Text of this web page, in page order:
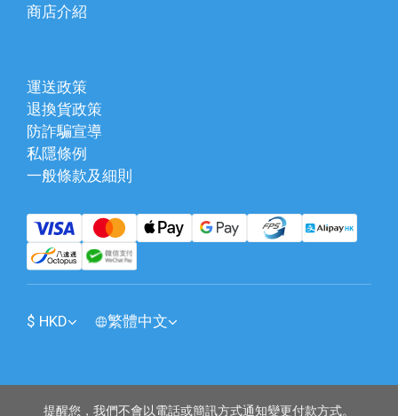
商店介紹
運送政策
退換貨政策
防詐騙宣導
私隱條例
一般條款及細則
$ HKD 繁體中文
提醒您，我們不會以電話或簡訊方式通知變更付款方式。